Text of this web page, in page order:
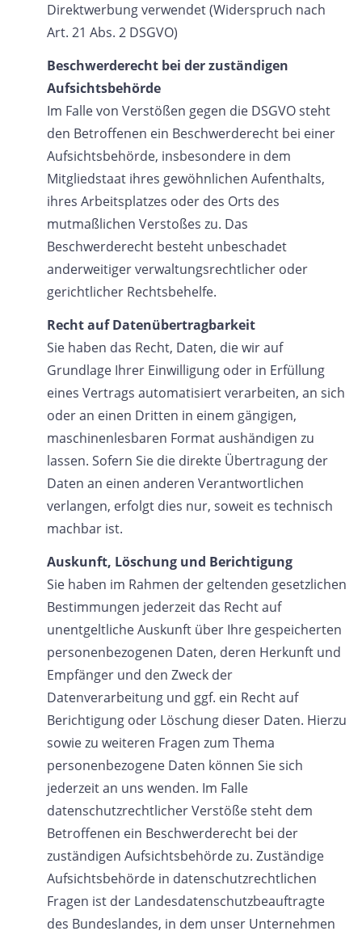
Direktwerbung verwendet (Widerspruch nach
Art. 21 Abs. 2 DSGVO)
Beschwerderecht bei der zuständigen
Aufsichtsbehörde
Im Falle von Verstößen gegen die DSGVO steht
den Betroffenen ein Beschwerderecht bei einer
Aufsichtsbehörde, insbesondere in dem
Mitgliedstaat ihres gewöhnlichen Aufenthalts,
ihres Arbeitsplatzes oder des Orts des
mutmaßlichen Verstoßes zu. Das
Beschwerderecht besteht unbeschadet
anderweitiger verwaltungsrechtlicher oder
gerichtlicher Rechtsbehelfe.
Recht auf Datenübertragbarkeit
Sie haben das Recht, Daten, die wir auf
Grundlage Ihrer Einwilligung oder in Erfüllung
eines Vertrags automatisiert verarbeiten, an sich
oder an einen Dritten in einem gängigen,
maschinenlesbaren Format aushändigen zu
lassen. Sofern Sie die direkte Übertragung der
Daten an einen anderen Verantwortlichen
verlangen, erfolgt dies nur, soweit es technisch
machbar ist.
Auskunft, Löschung und Berichtigung
Sie haben im Rahmen der geltenden gesetzlichen
Bestimmungen jederzeit das Recht auf
unentgeltliche Auskunft über Ihre gespeicherten
personenbezogenen Daten, deren Herkunft und
Empfänger und den Zweck der
Datenverarbeitung und ggf. ein Recht auf
Berichtigung oder Löschung dieser Daten. Hierzu
sowie zu weiteren Fragen zum Thema
personenbezogene Daten können Sie sich
jederzeit an uns wenden. Im Falle
datenschutzrechtlicher Verstöße steht dem
Betroffenen ein Beschwerderecht bei der
zuständigen Aufsichtsbehörde zu. Zuständige
Aufsichtsbehörde in datenschutzrechtlichen
Fragen ist der Landesdatenschutzbeauftragte
des Bundeslandes, in dem unser Unternehmen